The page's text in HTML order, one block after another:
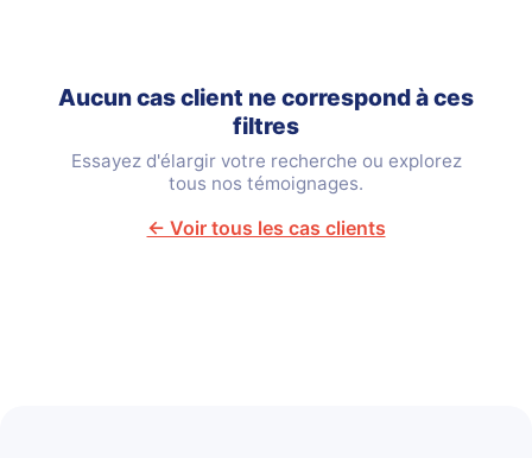
Aucun cas client ne correspond à ces
filtres
Essayez d'élargir votre recherche ou explorez
tous nos témoignages.
← Voir tous les cas clients